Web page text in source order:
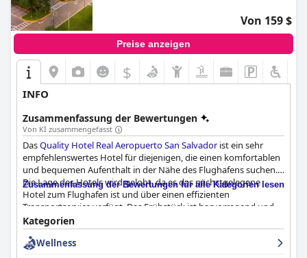
Von 159 $
Preise anzeigen
$
INFO
Zusammenfassung der Bewertungen
Von KI zusammengefasst
DasQuality Hotel Real Aeropuerto San Salvadorist ein sehr
empfehlenswertes Hotel für diejenigen, die einen komfortablen
und bequemen Aufenthalt in der Nähe des Flughafens suchen.
Die Lage des Hotels wird gelobt, da es das nächstgelegene
Hotel zum Flughafen ist und über einen effizienten
Transportservice verfügt. Das Frühstück ist hervorragend und
bietet eine große Auswahl und eine frühe Startzeit. Während
das Abendessen gemischte Kritiken erhalten hat, wurde das
Restaurant für seine Meeresfrüchte und die gute Auswahl
Zusammenfassung der Bewertungen für alle Kategorien lesen
Kategorien
Wellness